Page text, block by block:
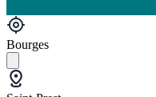
Bourges